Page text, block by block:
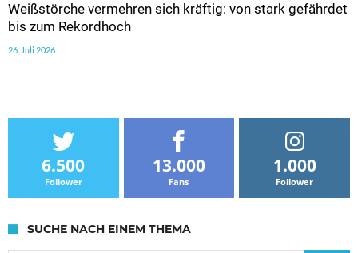
Weißstörche vermehren sich kräftig: von stark gefährdet
bis zum Rekordhoch
26. Juli 2026
6.500
Follower
13.000
Fans
1.000
Follower
SUCHE NACH EINEM THEMA
Suche nach: